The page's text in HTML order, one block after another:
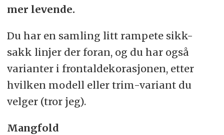
mer levende.
Du har en samling litt rampete sikk-
sakk linjer der foran, og du har også
varianter i frontaldekorasjonen, etter
hvilken modell eller trim-variant du
velger (tror jeg).
Mangfold